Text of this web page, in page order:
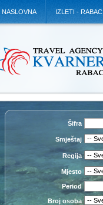
NASLOVNA IZLETI - RABAC
Šifra
Smještaj
Regija
Mjesto
Period
Broj osoba